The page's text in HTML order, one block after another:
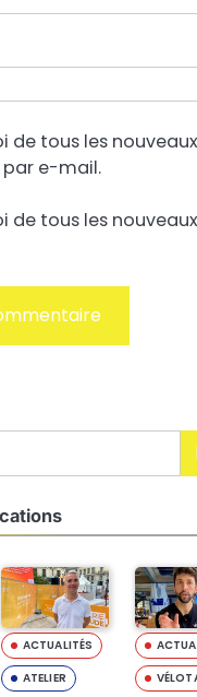
de tous les nouveaux
e-mail.
de tous les
ACTUALITÉS
ATELIER